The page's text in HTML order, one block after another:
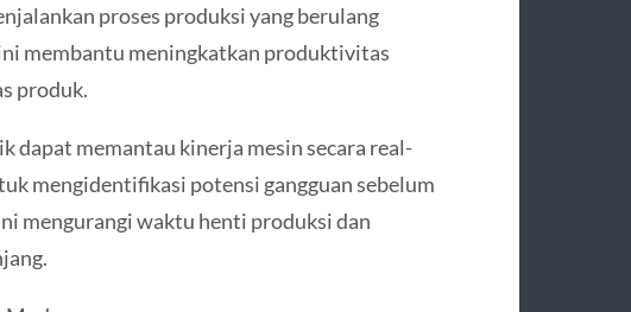
proses produksi yang berulang
membantu meningkatkan produktivitas
produk.
dapat memantau kinerja mesin secara real-
mengidentifikasi potensi gangguan sebelum
mengurangi waktu henti produksi dan